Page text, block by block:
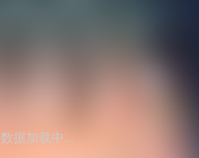
数据加载中...